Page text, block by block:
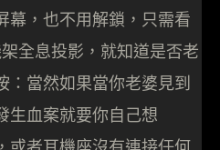
幕，也不用解鎖，只需看
全息投影，就知道是否老
：當然如果當你老婆見到
生血案就要你自己想